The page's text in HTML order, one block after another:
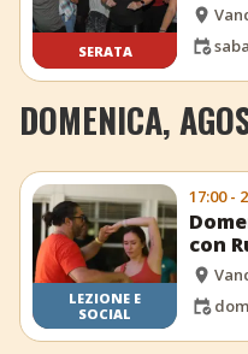
SERATA
DOMENICA,
LEZIONE E
SOCIAL
17:00 -
con